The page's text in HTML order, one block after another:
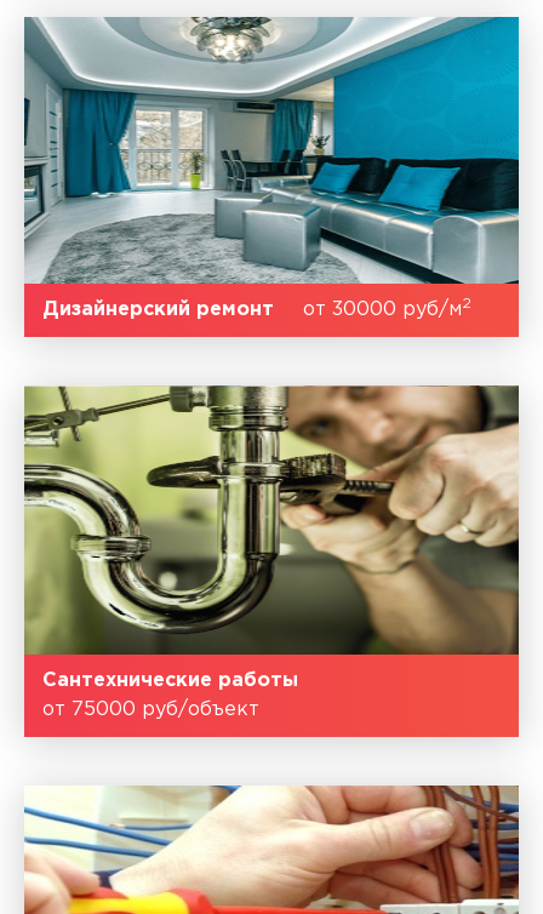
Дизайнерский ремонт от 30000 руб/м2
Сантехнические работы
от 75000 руб/объект